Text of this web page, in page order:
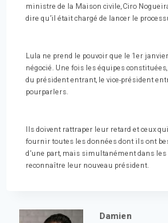
ministre de la Maison civile, Ciro
dire qu’il était chargé de lancer le
Lula ne prend le pouvoir que le 1er
négocié. Une fois les équipes
du président entrant, le vice-président
pourparlers.
Ils doivent rattraper leur retard et ceux
fournir toutes les données dont ils ont
d’une part, mais simultanément dans
reconnaître leur nouveau président.
Damien